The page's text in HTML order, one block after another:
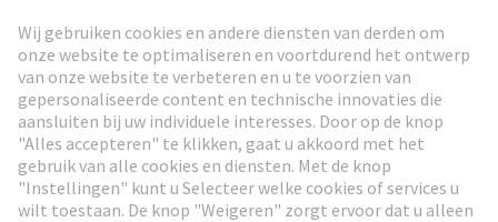
Ga naar registratie
Social Media